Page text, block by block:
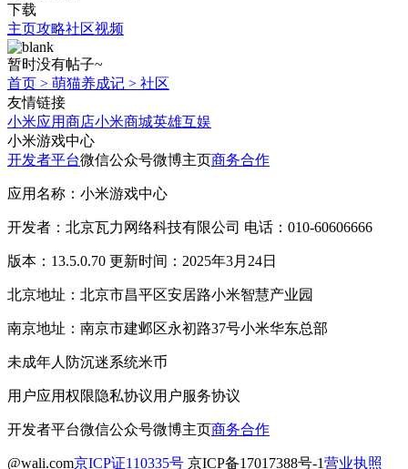
下载
主页攻略社区视频
暂时没有帖子~
首页 > 萌猫养成记 > 社区
友情链接
小米应用商店小米商城英雄互娱
小米游戏中心
开发者平台微信公众号微博主页商务合作
应用名称：小米游戏中心
开发者：北京瓦力网络科技有限公司 电话：010-60606666
版本：13.5.0.70 更新时间：2025年3月24日
北京地址：北京市昌平区安居路小米智慧产业园
南京地址：南京市建邺区永初路37号小米华东总部
未成年人防沉迷系统米币
用户应用权限隐私协议用户服务协议
开发者平台微信公众号微博主页商务合作
@wali.com京ICP证110335号 京ICP备17017388号-1营业执照